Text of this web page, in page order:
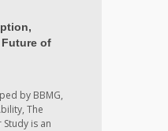
of
by BBMG,
The
is an